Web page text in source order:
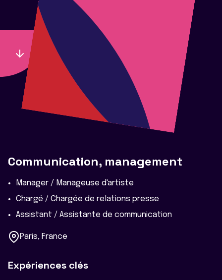
Communication, management
Manager / Manageuse d'artiste
Chargé / Chargée de relations presse
Assistant / Assistante de communication
Paris, France
Expériences clés